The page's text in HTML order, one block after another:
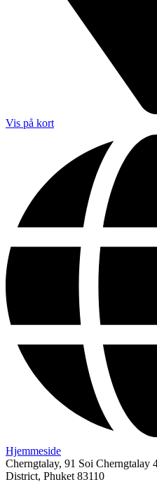
Vis på kort
Hjemmeside
Cherngtalay, 91 Soi Cherngtalay
District, Phuket 83110